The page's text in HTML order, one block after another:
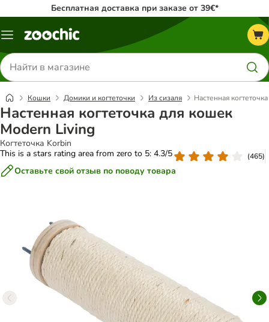
Бесплатная доставка при заказе от 39€*
Каталог
Поиск
товаров
Кошки Домики и когтеточки Из сизаля Настенная
Настенная когтеточка для кошек
Modern Living
Когтеточка Korbin
This is a stars rating area from zero to 5: 4.3/5
(465)
Оставьте свой отзыв по поводу товара